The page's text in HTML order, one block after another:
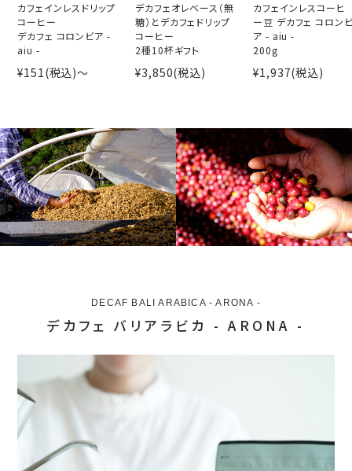
カフェインレスドリップ
コーヒー
デカフェ コロンビア -
aiu -
¥151(税込)〜
デカフェオレベース（無
糖）とデカフェドリップ
コーヒー
2種10杯ギフト
¥3,850(税込)
カフェインレスコーヒ
ー豆 デカフェ コロン
ア - aiu -
200g
¥1,937(税込)
DECAF BALI ARABICA - ARONA -
デカフェ バリアラビカ - ARONA -